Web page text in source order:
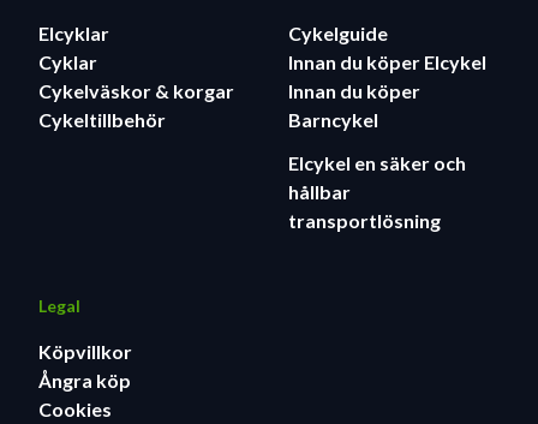
Elcyklar
Cyklar
Cykelväskor & korgar
Cykeltillbehör
Cykelguide
Innan du köper Elcykel
Innan du köper
Barncykel
Elcykel en säker och
hållbar
transportlösning
Legal
Köpvillkor
Ångra köp
Cookies